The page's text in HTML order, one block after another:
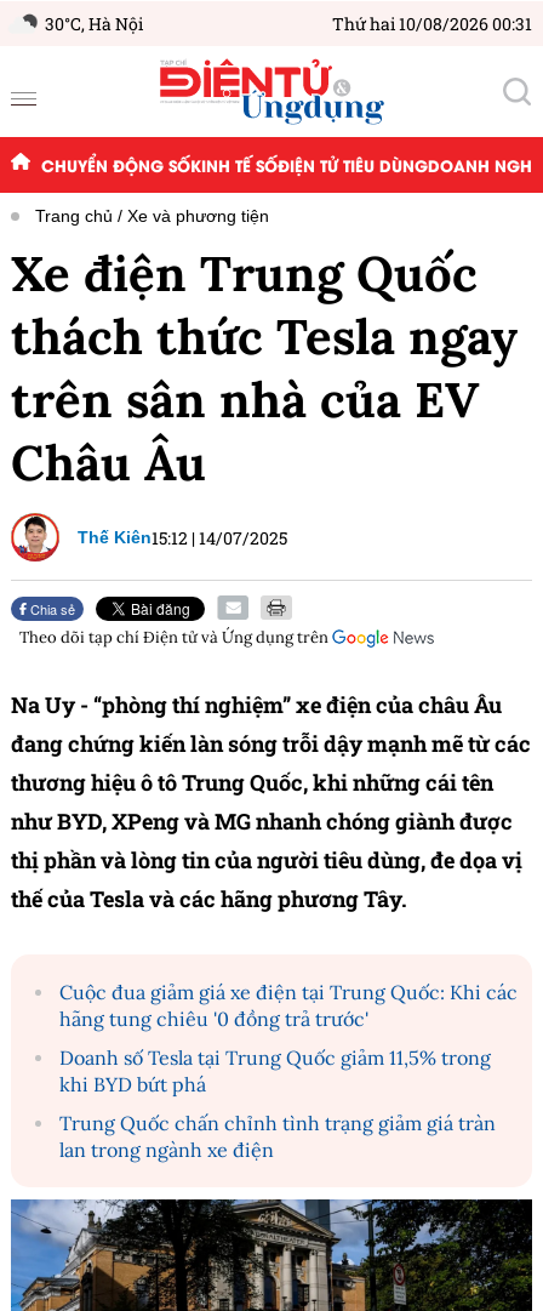
30°C,Hà Nội Thứ hai 10/08/2026 00:31
CHUYỂN ĐỘNG SỐKINH TẾ SỐĐIỆN TỬ TIÊU DÙNGDOANH
Trang chủ Xe và phương tiện
Xe điện Trung Quốc
thách thức Tesla ngay
trên sân nhà của EV
Châu Âu
Thế Kiên15:12 |14/07/2025
Chia sẻ
Theo dõi tạp chíĐiện tử và Ứng dụngtrên
Na Uy - “phòng thí nghiệm” xe điện của châu Âu
đang chứng kiến làn sóng trỗi dậy mạnh mẽ từ các
thương hiệu ô tô Trung Quốc, khi những cái tên
như BYD, XPeng và MG nhanh chóng giành được
thị phần và lòng tin của người tiêu dùng, đe dọa vị
thế của Tesla và các hãng phương Tây.
Cuộc đua giảm giá xe điện tại Trung Quốc: Khi các
hãng tung chiêu '0 đồng trả trước'
Doanh số Tesla tại Trung Quốc giảm 11,5% trong
khi BYD bứt phá
Trung Quốc chấn chỉnh tình trạng giảm giá tràn
lan trong ngành xe điện